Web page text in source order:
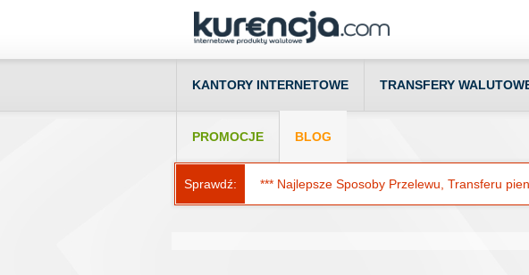
KANTORY INTERNETOWE TRANSFERY
PROMOCJE BLOG
Sprawdź: *** Najlepsze Sposoby Przelewu, Transferu